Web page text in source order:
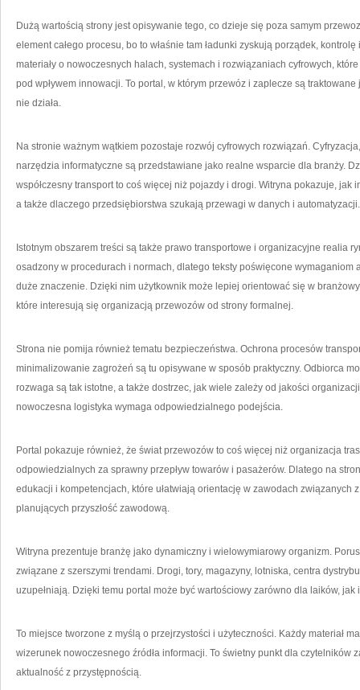
Dużą wartością strony jest opisywanie tego, co dzieje się poza samym
element całego procesu, bo to właśnie tam ładunki zyskują porządek,
materiały o nowoczesnych halach, systemach i rozwiązaniach cyfrowych,
pod wpływem innowacji. To portal, w którym przewóz i zaplecze są
nie działa.
Na stronie ważnym wątkiem pozostaje rozwój cyfrowych rozwiązań.
narzędzia informatyczne są przedstawiane jako realne wsparcie dla branży.
współczesny transport to coś więcej niż pojazdy i drogi. Witryna pokazuje,
a także dlaczego przedsiębiorstwa szukają przewagi w danych i automatyzacji.
Istotnym obszarem treści są także prawo transportowe i organizacyjne realia
osadzony w procedurach i normach, dlatego teksty poświęcone wymaganiom
duże znaczenie. Dzięki nim użytkownik może lepiej orientować się w
które interesują się organizacją przewozów od strony formalnej.
Strona nie pomija również tematu bezpieczeństwa. Ochrona procesów
minimalizowanie zagrożeń są tu opisywane w sposób praktyczny. Odbiorca
rozwaga są tak istotne, a także dostrzec, jak wiele zależy od jakości
nowoczesna logistyka wymaga odpowiedzialnego podejścia.
Portal pokazuje również, że świat przewozów to coś więcej niż organizacja
odpowiedzialnych za sprawny przepływ towarów i pasażerów. Dlatego na
edukacji i kompetencjach, które ułatwiają orientację w zawodach związanych
planujących przyszłość zawodową.
Witryna prezentuje branżę jako dynamiczny i wielowymiarowy organizm.
związane z szerszymi trendami. Drogi, tory, magazyny, lotniska, centra
uzupełniają. Dzięki temu portal może być wartościowy zarówno dla laików,
To miejsce tworzone z myślą o przejrzystości i użyteczności. Każdy materiał
wizerunek nowoczesnego źródła informacji. To świetny punkt dla czytelników
aktualność z przystępnością.